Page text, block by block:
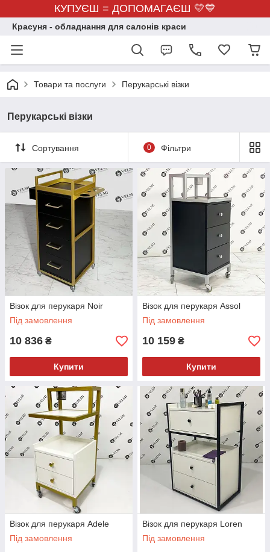
КУПУЄШ = ДОПОМАГАЄШ 💛💙
Красуня - обладнання для салонів краси
Товари та послуги Перукарські візки
Перукарські візки
Сортування 0 Фільтри
Візок для перукаря Noir
Під замовлення
10 836 ₴
Купити
Візок для перукаря Assol
Під замовлення
10 159 ₴
Купити
Візок для перукаря Adele
Під замовлення
Візок для перукаря Loren
Під замовлення